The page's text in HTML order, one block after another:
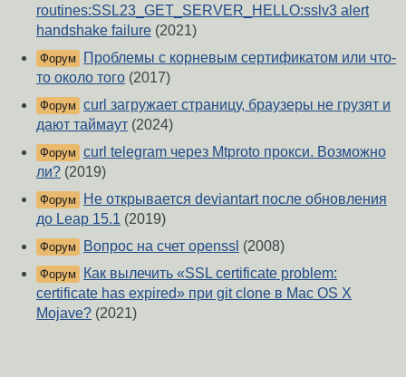
routines:SSL23_GET_SERVER_HELLO:sslv3 alert
handshake failure (2021)
Форум
Проблемы с корневым сертификатом или что-
то около того (2017)
Форум curl загружает страницу, браузеры не грузят и
дают таймаут (2024)
Форум curl telegram через Mtproto прокси. Возможно
ли? (2019)
Форум
Не открывается deviantart после обновления
до Leap 15.1 (2019)
Форум Вопрос на счет openssl (2008)
Форум
Как вылечить «SSL certificate problem:
certificate has expired» при git clone в Mac OS X
Mojave? (2021)